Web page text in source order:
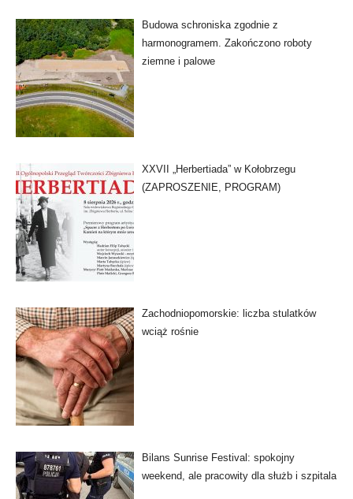
Budowa schroniska zgodnie z
harmonogramem. Zakończono roboty
ziemne i palowe
XXVII „Herbertiada” w Kołobrzegu
(ZAPROSZENIE, PROGRAM)
Zachodniopomorskie: liczba stulatków
wciąż rośnie
Bilans Sunrise Festival: spokojny
weekend, ale pracowity dla służb i szpitala